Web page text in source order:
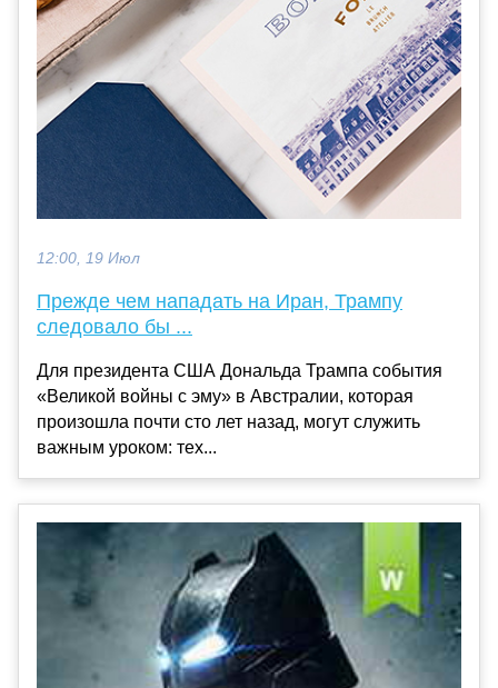
12:00, 19 Июл
Прежде чем нападать на Иран, Трампу
следовало бы ...
Для президента США Дональда Трампа события
«Великой войны с эму» в Австралии, которая
произошла почти сто лет назад, могут служить
важным уроком: тех...